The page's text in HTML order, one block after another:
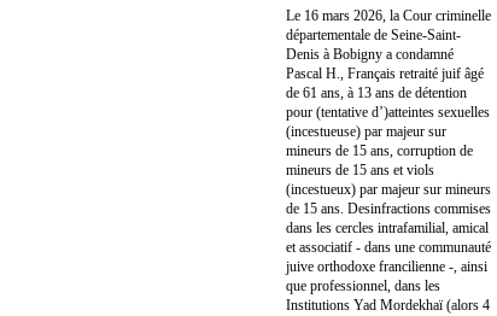
Le 16 mars 2026, la Cour criminelle
départementale de Seine-Saint-
Denis à Bobigny a condamné
Pascal H., Français retraité juif âgé
de 61 ans, à 13 ans de détention
pour (tentative d’)atteintes sexuelles
(incestueuse) par majeur sur
mineurs de 15 ans, corruption de
mineurs de 15 ans et viols
(incestueux) par majeur sur mineurs
de 15 ans. Desinfractions commises
dans les cercles intrafamilial, amical
et associatif - dans une communauté
juive orthodoxe francilienne -, ainsi
que professionnel, dans les
Institutions Yad Mordekhaï (alors 4